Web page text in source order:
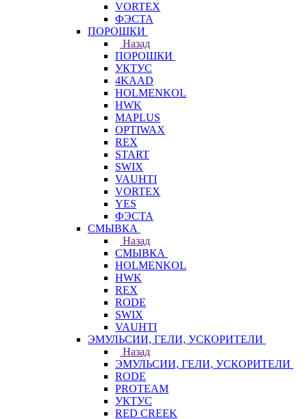
VORTEX
ФЭСТА
ПОРОШКИ
Назад
ПОРОШКИ
УКТУС
4KAAD
HOLMENKOL
HWK
MAPLUS
OPTIWAX
REX
START
SWIX
VAUHTI
VORTEX
YES
ФЭСТА
СМЫВКА
Назад
СМЫВКА
HOLMENKOL
HWK
REX
RODE
SWIX
VAUHTI
ЭМУЛЬСИИ, ГЕЛИ, УСКОРИТЕЛИ
Назад
ЭМУЛЬСИИ, ГЕЛИ, УСКОРИТЕЛИ
RODE
PROTEAM
УКТУС
RED CREEK